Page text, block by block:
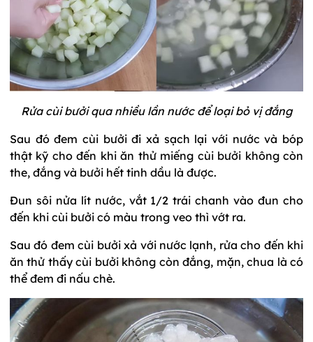
Rửa cùi bưởi qua nhiều lần nước để loại bỏ vị đắng
Sau đó đem cùi bưởi đi xả sạch lại với nước và bóp
thật kỹ cho đến khi ăn thử miếng cùi bưởi không còn
the, đắng và bưởi hết tinh dầu là được.
Đun sôi nửa lít nước, vắt 1/2 trái chanh vào đun cho
đến khi cùi bưởi có màu trong veo thì vớt ra.
Sau đó đem cùi bưởi xả với nước lạnh, rửa cho đến khi
ăn thử thấy cùi bưởi không còn đắng, mặn, chua là có
thể đem đi nấu chè.